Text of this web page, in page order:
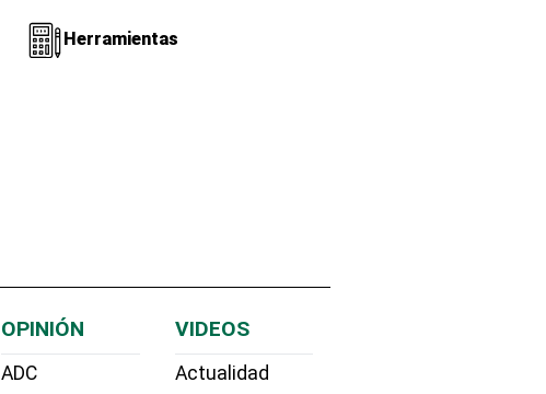
Herramientas
OPINIÓN
ADC
VIDEOS
Actualidad